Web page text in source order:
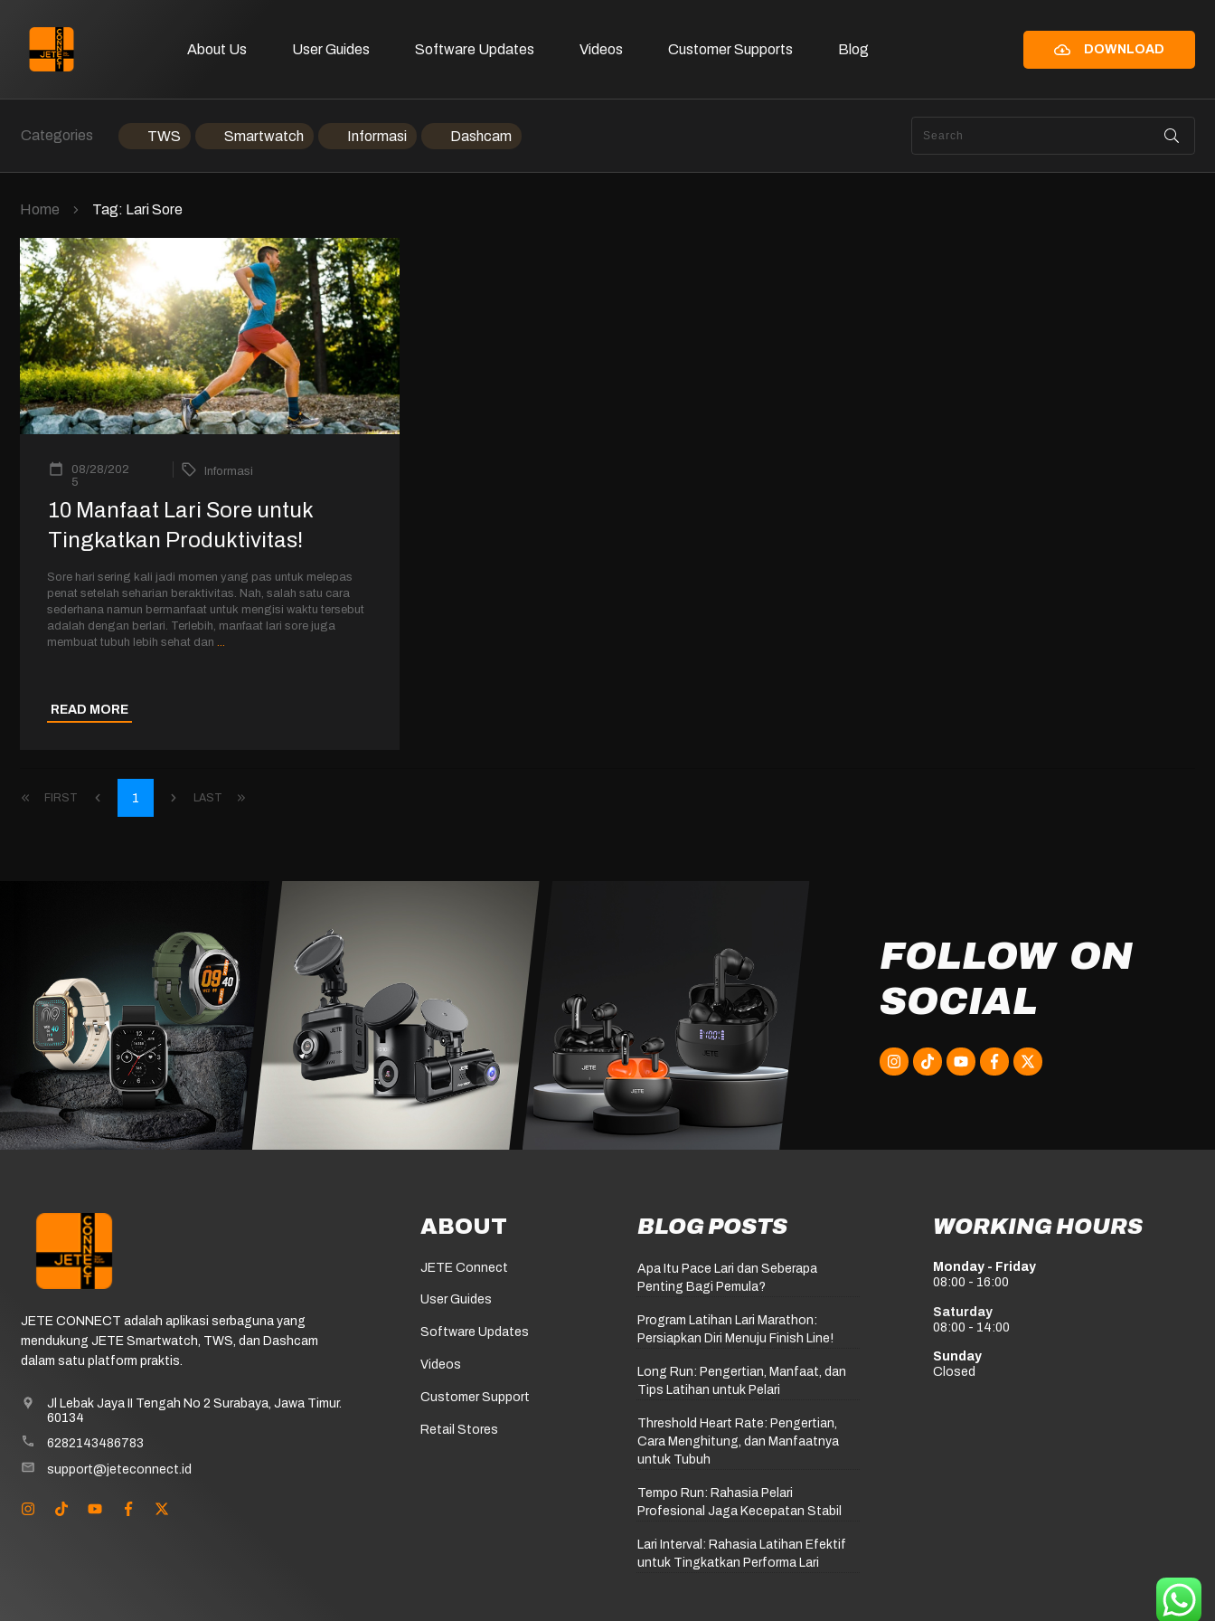
About Us User Guides Software Updates Videos Customer Supports Blog DOWNLOAD
Categories TWS Smartwatch Informasi Dashcam
Home Tag: Lari Sore
08/28/202
5
Informasi
10 Manfaat Lari Sore untuk
Tingkatkan Produktivitas!
Sore hari sering kali jadi momen yang pas untuk melepas
penat setelah seharian beraktivitas. Nah, salah satu cara
sederhana namun bermanfaat untuk mengisi waktu tersebut
adalah dengan berlari. Terlebih, manfaat lari sore juga
membuat tubuh lebih sehat dan ...
READ MORE
FIRST 1 LAST
FOLLOW ON
SOCIAL
JETE CONNECT adalah aplikasi serbaguna yang
mendukung JETE Smartwatch, TWS, dan Dashcam
dalam satu platform praktis.
Jl Lebak Jaya II Tengah No 2 Surabaya, Jawa Timur.
60134
6282143486783
support@jeteconnect.id
ABOUT
JETE Connect
User Guides
Software Updates
Videos
Customer Support
Retail Stores
BLOG POSTS
Apa Itu Pace Lari dan Seberapa
Penting Bagi Pemula?
Program Latihan Lari Marathon:
Persiapkan Diri Menuju Finish Line!
Long Run: Pengertian, Manfaat, dan
Tips Latihan untuk Pelari
Threshold Heart Rate: Pengertian,
Cara Menghitung, dan Manfaatnya
untuk Tubuh
Tempo Run: Rahasia Pelari
Profesional Jaga Kecepatan Stabil
Lari Interval: Rahasia Latihan Efektif
untuk Tingkatkan Performa Lari
WORKING HOURS
Monday - Friday
08:00 - 16:00
Saturday
08:00 - 14:00
Sunday
Closed